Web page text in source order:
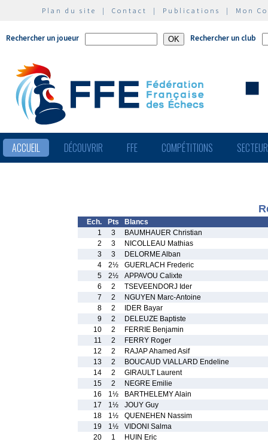
Plan du site | Contact | Publications | Mon
Rechercher un joueur Rechercher un club
ACCUEIL DÉCOUVRIR FFE COMPÉTITIONS
Ech. Pts
Blancs
1
3
BAUMHAUER Christian
2
3
NICOLLEAU Mathias
3
3
DELORME Alban
4
2½
GUERLACH Frederic
5
2½
APPAVOU Calixte
6
2
TSEVEENDORJ Ider
7
2
NGUYEN Marc-Antoine
8
2
IDER Bayar
9
2
DELEUZE Baptiste
10
2
FERRIE Benjamin
11
2
FERRY Roger
12
2
RAJAP Ahamed Asif
13
2
BOUCAUD VIALLARD Endeline
14
2
GIRAULT Laurent
15
2
NEGRE Emilie
16
1½
BARTHELEMY Alain
17
1½
JOUY Guy
18
1½
QUENEHEN Nassim
19
1½
VIDONI Salma
20
1
HUIN Eric